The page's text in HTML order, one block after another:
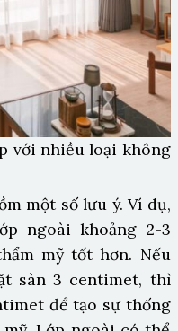
với nhiều loại không
một số lưu ý. Ví dụ,
ngoài khoảng 2-3
mỹ tốt hơn. Nếu
sàn 3 centimet, thì
để tạo sự thống